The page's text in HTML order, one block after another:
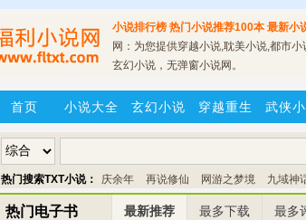
小说排行榜 热门小说推荐100本 最新小
网：为您提供穿越小说,耽美小说,都市小
玄幻小说，无弹窗小说网。
首页 小说大全 玄幻小说 穿越重生 武侠
热门搜索TXT小说： 庆余年 再说修仙 网游之梦境 九域神
热门电子书 最新推荐 最多下载 最多